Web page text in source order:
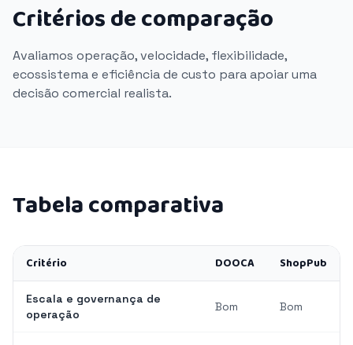
Critérios de comparação
Avaliamos operação, velocidade, flexibilidade,
ecossistema e eficiência de custo para apoiar uma
decisão comercial realista.
Tabela comparativa
Critério DOOCA ShopPub
Escala e governança de
operação
Bom Bom